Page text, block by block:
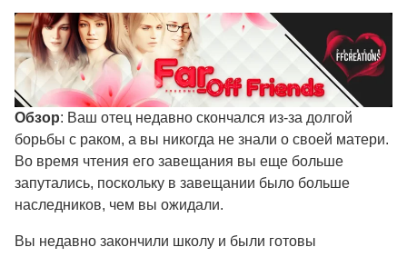
Обзор: Ваш отец недавно скончался из-за долгой
борьбы с раком, а вы никогда не знали о своей матери.
Во время чтения его завещания вы еще больше
запутались, поскольку в завещании было больше
наследников, чем вы ожидали.
Вы недавно закончили школу и были готовы